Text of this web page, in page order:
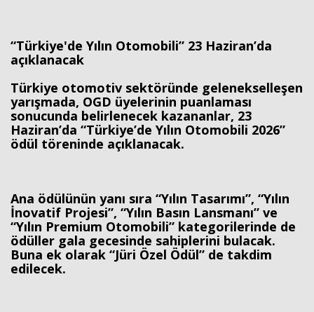
“Türkiye'de Yılın Otomobili” 23 Haziran’da
açıklanacak
Türkiye otomotiv sektöründe gelenekselleşen
yarışmada, OGD üyelerinin puanlaması
sonucunda belirlenecek kazananlar, 23
Haziran’da “Türkiye’de Yılın Otomobili 2026”
ödül töreninde açıklanacak.
Ana ödülünün yanı sıra “Yılın Tasarımı”, “Yılın
İnovatif Projesi”, “Yılın Basın Lansmanı” ve
“Yılın Premium Otomobili” kategorilerinde de
ödüller gala gecesinde sahiplerini bulacak.
Buna ek olarak “Jüri Özel Ödül” de takdim
edilecek.